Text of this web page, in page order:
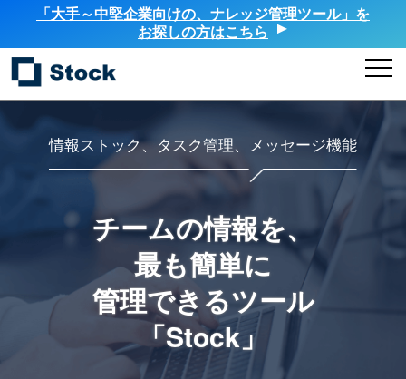
「大手～中堅企業向けの、ナレッジ管理ツール」を
お探しの方はこちら
情報ストック、タスク管理、メッセージ機能
チームの情報を、
最も簡単に
管理できるツール
「Stock」